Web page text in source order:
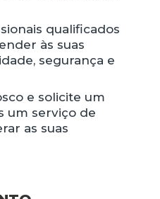
qualificados
às suas
segurança e
e solicite um
um serviço de
as suas